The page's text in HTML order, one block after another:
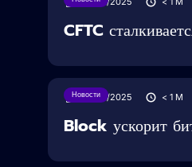
CFTC
Новости
28/05/2025 < 1 M
Block ускорит